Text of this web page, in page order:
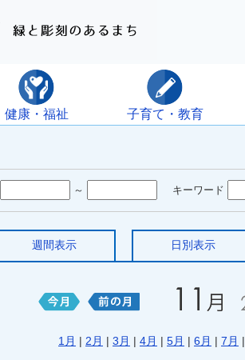
健康・福祉 子育て・教育
～ キーワード
週間表示 日別表示
1月 | 2月 | 3月 | 4月 | 5月 | 6月 | 7月 |